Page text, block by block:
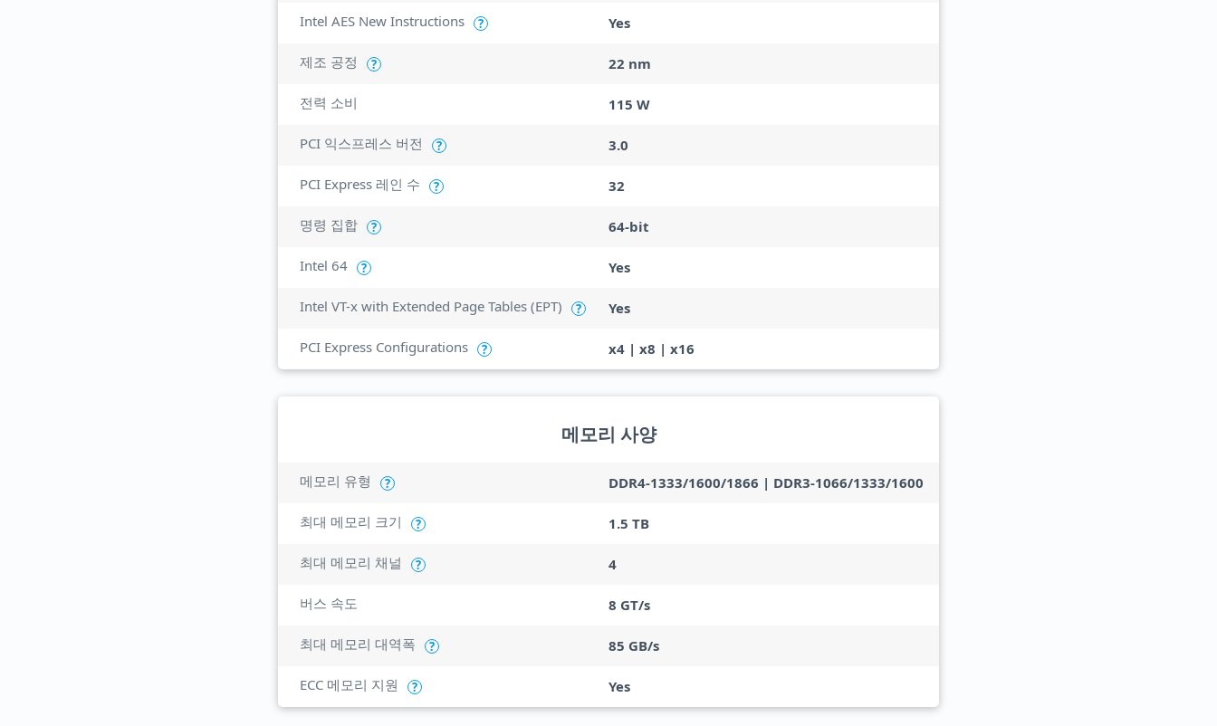
Intel AES New Instructions ? Yes
제조 공정 ? 22 nm
전력 소비 115 W
PCI 익스프레스 버전 ? 3.0
PCI Express 레인 수 ? 32
명령 집합 ? 64-bit
Intel 64 ? Yes
Intel VT-x with Extended Page Tables (EPT) ? Yes
PCI Express Configurations ? x4 | x8 | x16
메모리 사양
메모리 유형 ? DDR4-1333/1600/1866 | DDR3-1066/1333/1600
최대 메모리 크기 ? 1.5 TB
최대 메모리 채널 ? 4
버스 속도 8 GT/s
최대 메모리 대역폭 ? 85 GB/s
ECC 메모리 지원 ? Yes